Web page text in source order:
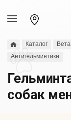
Каталог
Антигельминтики
собак